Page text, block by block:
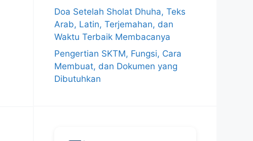
Doa Setelah Sholat Dhuha, Teks
Arab, Latin, Terjemahan, dan
Waktu Terbaik Membacanya
Pengertian SKTM, Fungsi, Cara
Membuat, dan Dokumen yang
Dibutuhkan